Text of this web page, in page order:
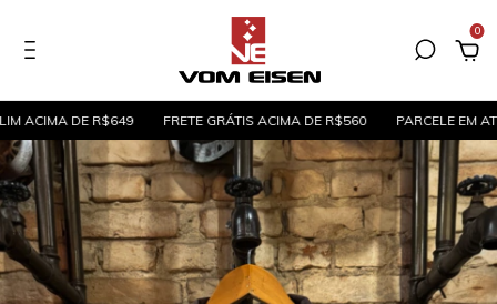
0
DE R$649 FRETE GRÁTIS ACIMA DE R$560 PARCELE EM ATÉ 5X